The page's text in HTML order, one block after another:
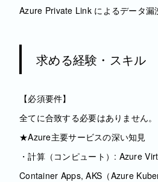
Azure Private Link によるデータ漏
求める経験・スキル
【必須要件】
全てに合致する必要はありません。
★Azure主要サービスの深い知見
・計算（コンピュート）: Azure
Container Apps, AKS（Azure